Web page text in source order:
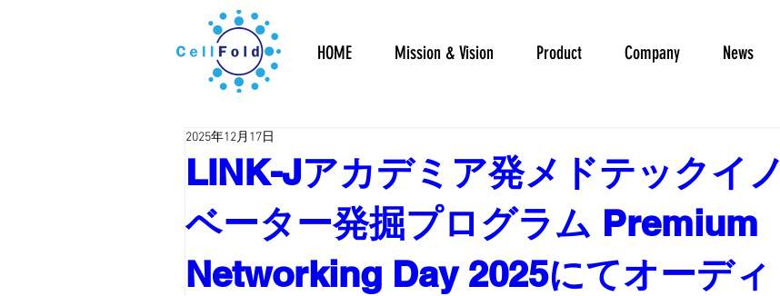
HOME Mission & Vision Product Company News
LINK-Jアカデミア発メドテックイノ
ベーター発掘プログラム Premium
Networking Day 2025にてオーディ
2025年12月17日